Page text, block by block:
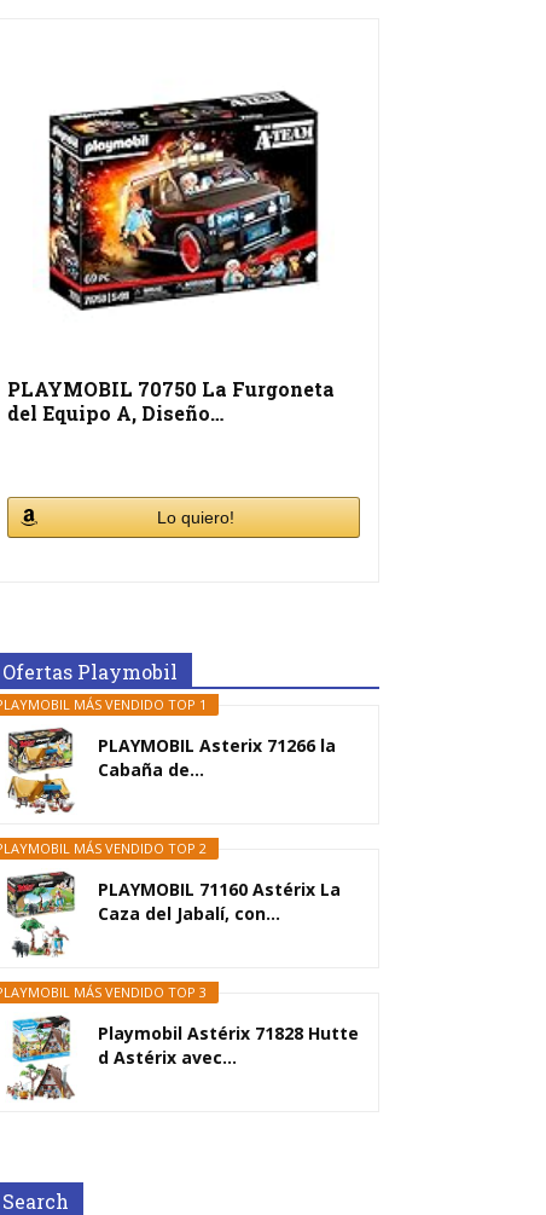
PLAYMOBIL 70750 La Furgoneta
del Equipo A, Diseño…
Lo quiero!
Ofertas Playmobil
MÁS VENDIDO TOP 1
PLAYMOBIL Asterix 71266 la
Cabaña de...
MÁS VENDIDO TOP 2
PLAYMOBIL 71160 Astérix La
Caza del Jabalí, con...
MÁS VENDIDO TOP 3
Playmobil Astérix 71828 Hutte
d Astérix avec...
Search